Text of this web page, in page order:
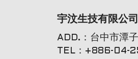
宇汶生技有限公司
ADD.：台中市潭
TEL：+886-04-